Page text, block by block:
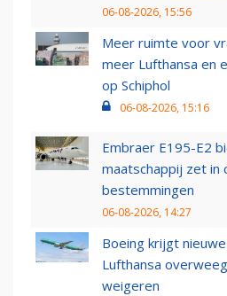
06-08-2026, 15:56
Meer ruimte voor
meer Lufthansa en
op Schiphol
06-08-2026, 15:16
Embraer E195-E2
maatschappij zet in
bestemmingen
06-08-2026, 14:27
Boeing krijgt
Lufthansa
weigeren